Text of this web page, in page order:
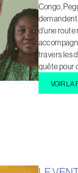
Congo,
demandent
d’une
travers les
quête pour
VOIR LA